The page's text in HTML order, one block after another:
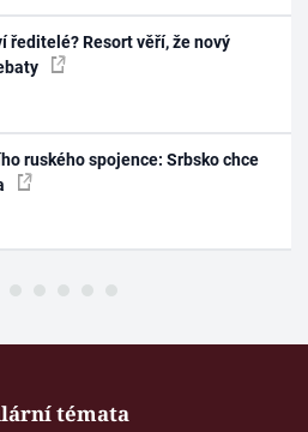
ředitelé? Resort věří, že nový
ruského spojence: Srbsko chce
témata